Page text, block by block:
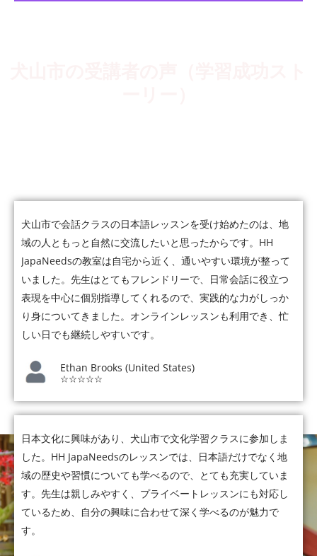
犬山市で会話クラスの日本語レッスンを受け始めたのは、地
域の人ともっと自然に交流したいと思ったからです。HH
JapaNeedsの教室は自宅から近く、通いやすい環境が整って
いました。先生はとてもフレンドリーで、日常会話に役立つ
表現を中心に個別指導してくれるので、実践的な力がしっか
り身についてきました。オンラインレッスンも利用でき、忙
しい日でも継続しやすいです。
Ethan Brooks (United States)
☆☆☆☆☆
日本文化に興味があり、犬山市で文化学習クラスに参加しま
した。HH JapaNeedsのレッスンでは、日本語だけでなく地
域の歴史や習慣についても学べるので、とても充実していま
す。先生は親しみやすく、プライベートレッスンにも対応し
ているため、自分の興味に合わせて深く学べるのが魅力で
す。